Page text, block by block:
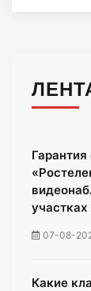
07-08-
Какие